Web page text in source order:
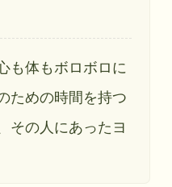
も体もボロボロに
ための時間を持つ
その人にあったヨ